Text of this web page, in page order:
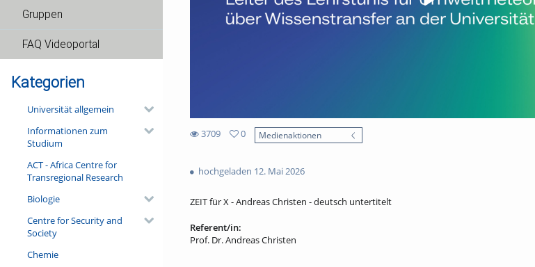
Gruppen
FAQ Videoportal
Kategorien
Universität allgemein
Informationen zum
Studium
ACT - Africa Centre for
Transregional Research
Biologie
Centre for Security and
Society
Chemie
3709
views
0
Medienaktionen
hochgeladen 12. Mai 2026
ZEIT für X - Andreas Christen - deutsch untertitelt
Referent/in:
Prof. Dr. Andreas Christen